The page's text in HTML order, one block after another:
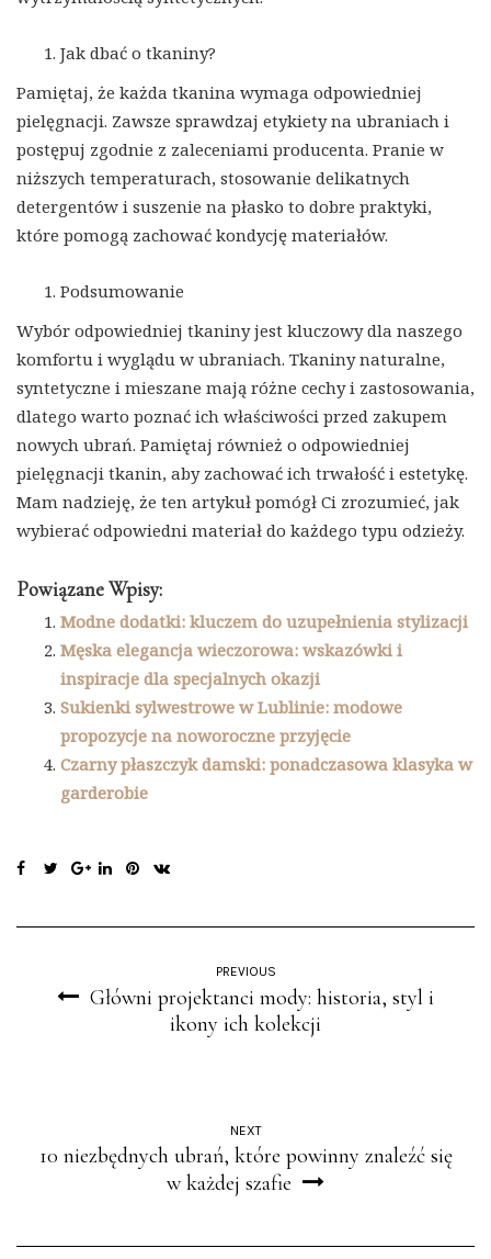
Jak dbać o tkaniny?
Pamiętaj, że każda tkanina wymaga odpowiedniej
pielęgnacji. Zawsze sprawdzaj etykiety na ubraniach i
postępuj zgodnie z zaleceniami producenta. Pranie w
niższych temperaturach, stosowanie delikatnych
detergentów i suszenie na płasko to dobre praktyki,
które pomogą zachować kondycję materiałów.
Podsumowanie
Wybór odpowiedniej tkaniny jest kluczowy dla naszego
komfortu i wyglądu w ubraniach. Tkaniny naturalne,
syntetyczne i mieszane mają różne cechy i zastosowania,
dlatego warto poznać ich właściwości przed zakupem
nowych ubrań. Pamiętaj również o odpowiedniej
pielęgnacji tkanin, aby zachować ich trwałość i estetykę.
Mam nadzieję, że ten artykuł pomógł Ci zrozumieć, jak
wybierać odpowiedni materiał do każdego typu odzieży.
Powiązane Wpisy:
Modne dodatki: kluczem do uzupełnienia stylizacji
Męska elegancja wieczorowa: wskazówki i
inspiracje dla specjalnych okazji
Sukienki sylwestrowe w Lublinie: modowe
propozycje na noworoczne przyjęcie
Czarny płaszczyk damski: ponadczasowa klasyka w
garderobie
PREVIOUS
Główni projektanci mody: historia, styl i
ikony ich kolekcji
NEXT
10 niezbędnych ubrań, które powinny znaleźć się
w każdej szafie